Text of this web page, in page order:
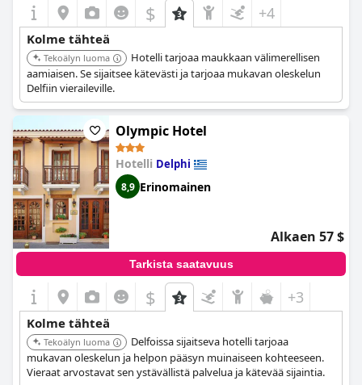
$ +4
Kolme tähteä
Tekoälyn luoma
Hotelli tarjoaa maukkaan välimerellisen
aamiaisen. Se sijaitsee kätevästi ja tarjoaa mukavan oleskelun
Delfiin vieraileville.
Olympic Hotel
Hotelli Delphi
8,9 Erinomainen
Alkaen 57 $
Tarkista saatavuus
$ +3
Kolme tähteä
Tekoälyn luoma
Delfoissa sijaitseva hotelli tarjoaa
mukavan oleskelun ja helpon pääsyn muinaiseen kohteeseen.
Vieraat arvostavat sen ystävällistä palvelua ja kätevää sijaintia.